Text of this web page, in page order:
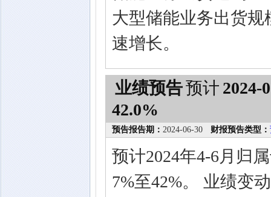
大型储能业务出货规
速增长。
业绩预告预计 2024-
42.0%
预告报告期： 2024-06-30 财报预告类型：
预计2024年4-6月归
7%至42%。 业绩变